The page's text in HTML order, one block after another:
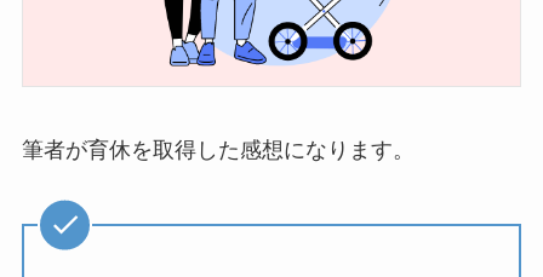
筆者が育休を取得した感想になります。